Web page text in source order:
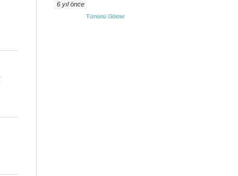
6 yıl önce
Tümünü Göster